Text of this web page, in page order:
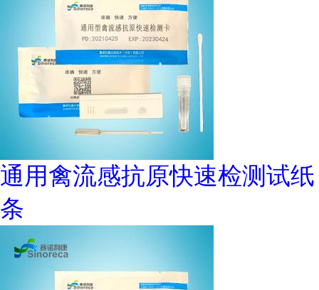
通用禽流感抗原快速检测试纸
条